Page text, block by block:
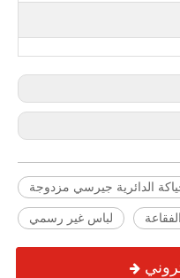
الدائرية جيرسي مزدوجة
لباس غير رسمي